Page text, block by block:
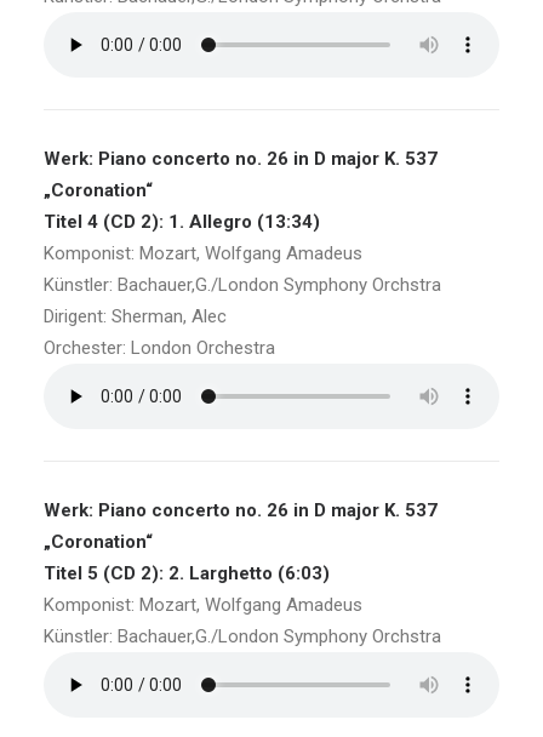
Werk: Piano concerto no. 26 in D major K. 537
„Coronation“
Titel 4 (CD 2): 1. Allegro (13:34)
Komponist: Mozart, Wolfgang Amadeus
Künstler: Bachauer,G./London Symphony Orchstra
Dirigent: Sherman, Alec
Orchester: London Orchestra
Werk: Piano concerto no. 26 in D major K. 537
„Coronation“
Titel 5 (CD 2): 2. Larghetto (6:03)
Komponist: Mozart, Wolfgang Amadeus
Künstler: Bachauer,G./London Symphony Orchstra